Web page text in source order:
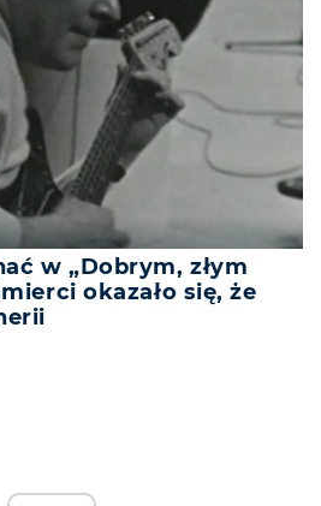
w „Dobrym, złym
okazało się, że